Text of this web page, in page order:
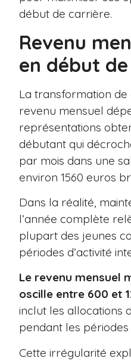
début de carrière.
Revenu
en début
La transformation de
revenu mensuel
représentations
débutant qui
par mois dans une
environ 1560 euros
Dans la réalité,
l’année complète
plupart des jeunes
périodes d’activité
Le revenu mensuel
oscille entre 600 et
inclut les allocations
pendant les
Cette irrégularité